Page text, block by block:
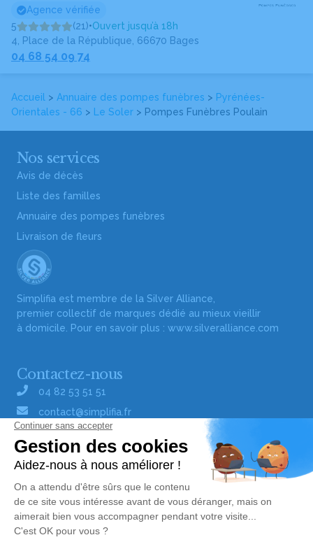
Agence vérifiée
5
(21)•Ouvert jusqu’à 18h
4, Place de la République, 66670 Bages
04 68 54 09 74
Accueil > Annuaire des pompes funèbres > Pyrénées-
Orientales - 66 > Le Soler > Pompes Funèbres Poulain
Nos services
Avis de décès
Liste des familles
Annuaire des pompes funèbres
Livraison de fleurs
Simplifia est membre de la Silver Alliance,
premier collectif de marques dédié au mieux vieillir
à domicile. Pour en savoir plus : www.silveralliance.com
Contactez-nous
04 82 53 51 51
contact@simplifia.fr
Réseaux sociaux
Liens utiles
Publier un avis de décès